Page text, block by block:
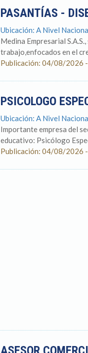
PASANTÍAS -
Ubicación: A Nivel
Medina Empresarial
trabajo,enfocados en el
Publicación: 04/08/2026
PSICOLOGO
Ubicación: A Nivel
Importante empresa del
educativo: Psicólogo
Publicación: 04/08/2026